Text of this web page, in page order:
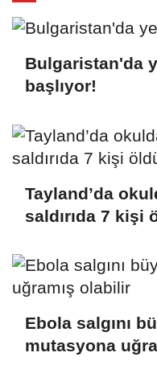
Bulgaristan'da
başlıyor!
Tayland’da
saldırıda 7 kişi
Ebola salgını
mutasyona